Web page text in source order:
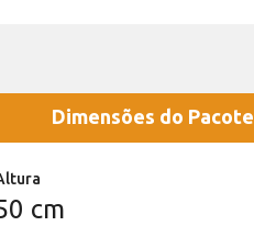
Dimensões do Pacote
cm